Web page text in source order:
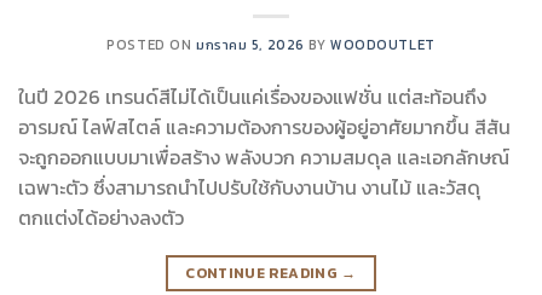
POSTED ON มกราคม 5, 2026 BYWOODOUTLET
ในปี 2026 เทรนด์สีไม่ได้เป็นแค่เรื่องของแฟชั่น แต่สะท้อนถึง
อารมณ์ ไลฟ์สไตล์ และความต้องการของผู้อยู่อาศัยมากขึ้น สีสัน
จะถูกออกแบบมาเพื่อสร้าง พลังบวก ความสมดุล และเอกลักษณ์
เฉพาะตัว ซึ่งสามารถนำไปปรับใช้กับงานบ้าน งานไม้ และวัสดุ
ตกแต่งได้อย่างลงตัว
CONTINUE READING →